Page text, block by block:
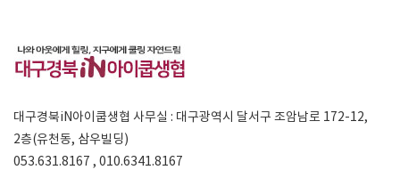
대구경북iN아이쿱생협 사무실 : 대구광역시 달서구 조암남로 172-12,
2층(유천동, 삼우빌딩)
053.631.8167 , 010.6341.8167